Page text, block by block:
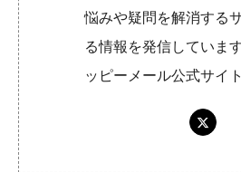
悩みや疑問を解消する
る情報を発信して
ッピーメール公式サイト